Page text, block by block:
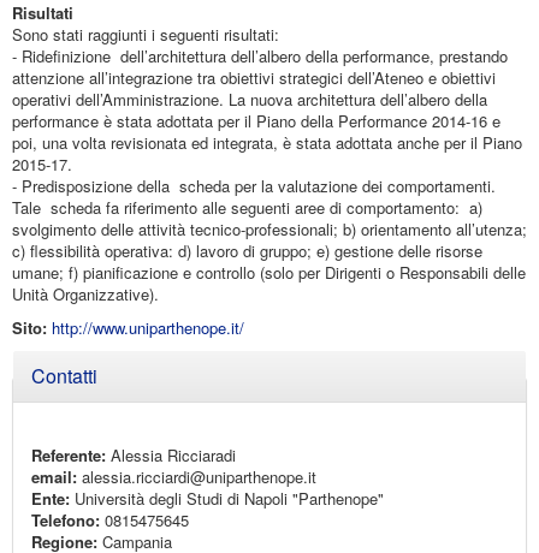
Risultati
Sono stati raggiunti i seguenti risultati:
- Ridefinizione dell’architettura dell’albero della performance, prestando
attenzione all’integrazione tra obiettivi strategici dell’Ateneo e obiettivi
operativi dell’Amministrazione. La nuova architettura dell’albero della
performance è stata adottata per il Piano della Performance 2014-16 e
poi, una volta revisionata ed integrata, è stata adottata anche per il Piano
2015-17.
- Predisposizione della scheda per la valutazione dei comportamenti.
Tale scheda fa riferimento alle seguenti aree di comportamento: a)
svolgimento delle attività tecnico-professionali; b) orientamento all’utenza;
c) flessibilità operativa: d) lavoro di gruppo; e) gestione delle risorse
umane; f) pianificazione e controllo (solo per Dirigenti o Responsabili delle
Unità Organizzative).
Sito: http://www.uniparthenope.it/
Nascondi
Contatti
Referente: Alessia Ricciaradi
email: alessia.ricciardi@uniparthenope.it
Ente: Università degli Studi di Napoli "Parthenope"
Telefono: 0815475645
Regione: Campania